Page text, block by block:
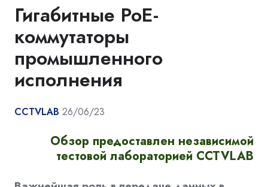
Гигабитные PoE-
коммутаторы
промышленного
исполнения
CCTVLAB 26/06/23
Обзор предоставлен независимой
тестовой лабораторией CCTVLAB